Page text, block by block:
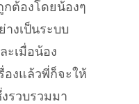
ต้องโดยน้องๆ
งเป็นระบบ
ะเมื่อน้อง
องแล้วพี่ก็จะให้
รวบรวมมา